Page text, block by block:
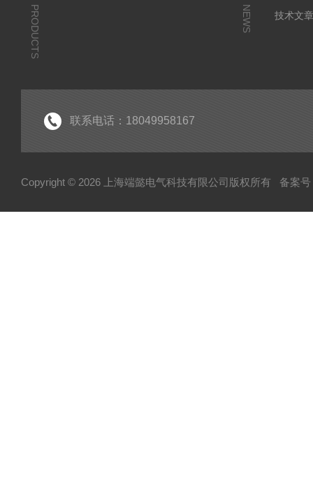
PRODUCTS NEWS
技术文
联系电话：18049958167
Copyright © 2026 上海端懿电气科技有限公司版权所有 备案号